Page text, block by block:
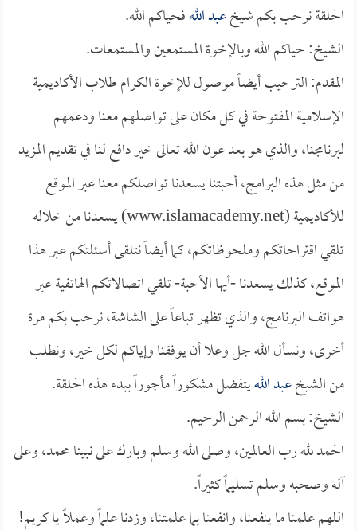
الحلقة نرحب بكم شيخعبد اللهفحياكم الله.
الشيخ: حياكم الله وبالإخوة المستمعين والمستمعات.
المقدم: الترحيب أيضاً موصول للإخوة الكرام طلاب الأكاديمية
الإسلامية المفتوحة في كل مكان على تواصلهم معنا ودعمهم
لبرنامجنا، والذي هو بعد عون الله تعالى خير دافع لنا في تقديم المزيد
من مثل هذه البرامج، أحبتنا يسعدنا تواصلكم معنا عبر الموقع
للأكاديمية (www.islamacademy.net) يسعدنا من خلاله
تلقي اقتراحاتكم وملحوظاتكم، كما أيضاً نتلقى أسئلتكم عبر هذا
الموقع، كذلك يسعدنا -أيها الأحبة- تلقي اتصالاتكم الهاتفية عبر
هواتف البرنامج، والذي تظهر تباعاً على الشاشة، نرحب بكم مرة
أخرى، ونسأل الله جل وعلا أن يوفقنا وإياكم لكل خير، ونطلب
من الشيخعبد اللهيتفضل مشكوراً مأجوراً ببدء هذه الحلقة.
الشيخ: بسم الله الرحمن الرحيم.
الحمد لله رب العالمين، وصلى الله وسلم وبارك على نبينا محمد، وعلى
آله وصحبه وسلم تسليماً كثيراً.
اللهم علمنا ما ينفعنا، وانفعنا بما علمتنا، وزدنا علماً وعملاً يا كريم!